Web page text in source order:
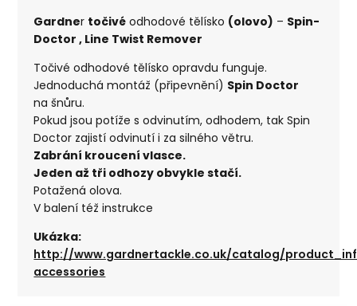
Gardner točivé odhodové tělísko (olovo) – Spin-
Doctor , Line Twist Remover
Točivé odhodové tělísko opravdu funguje.
Jednoduchá montáž (připevnění) Spin Doctor
na šnůru.
Pokud jsou potíže s odvinutím, odhodem, tak Spin
Doctor zajistí odvinutí i za silného větru.
Zabrání kroucení vlasce.
Jeden až tři odhozy obvykle stačí.
Potažená olova.
V balení též instrukce
Ukázka:
http://www.gardnertackle.co.uk/catalog/
accessories